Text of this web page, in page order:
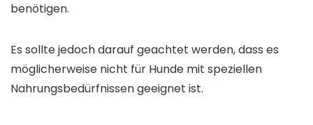
benötigen.
Es sollte jedoch darauf geachtet werden, dass es
möglicherweise nicht für Hunde mit speziellen
Nahrungsbedürfnissen geeignet ist.